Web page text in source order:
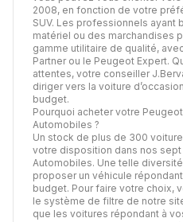
2008, en fonction de votre
SUV. Les professionnels ayant
matériel ou des marchandises
gamme utilitaire de qualité,
Partner ou le Peugeot Expert.
attentes, votre conseiller
diriger vers la voiture
budget.
Pourquoi acheter votre
Automobiles ?
Un stock de plus de 300
votre disposition dans nos
Automobiles. Une telle
proposer un véhicule
budget. Pour faire votre choix,
le système de filtre de notre
que les voitures répondant à